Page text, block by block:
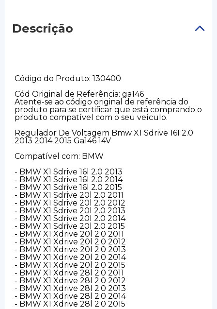
Descrição
Código do Produto: 130400
Cód Original de Referência: ga146
Atente-se ao código original de referência do
produto para se certificar que está comprando o
produto compatível com o seu veículo.
Regulador De Voltagem Bmw X1 Sdrive 16I 2.0
2013 2014 2015 Ga146 14V
Compatível com: BMW
- BMW X1 Sdrive 16l 2.0 2013
- BMW X1 Sdrive 16l 2.0 2014
- BMW X1 Sdrive 16l 2.0 2015
- BMW X1 Sdrive 20l 2.0 2011
- BMW X1 Sdrive 20l 2.0 2012
- BMW X1 Sdrive 20l 2.0 2013
- BMW X1 Sdrive 20l 2.0 2014
- BMW X1 Sdrive 20l 2.0 2015
- BMW X1 Xdrive 20l 2.0 2011
- BMW X1 Xdrive 20l 2.0 2012
- BMW X1 Xdrive 20l 2.0 2013
- BMW X1 Xdrive 20l 2.0 2014
- BMW X1 Xdrive 20l 2.0 2015
- BMW X1 Xdrive 28l 2.0 2011
- BMW X1 Xdrive 28l 2.0 2012
- BMW X1 Xdrive 28l 2.0 2013
- BMW X1 Xdrive 28l 2.0 2014
- BMW X1 Xdrive 28l 2.0 2015